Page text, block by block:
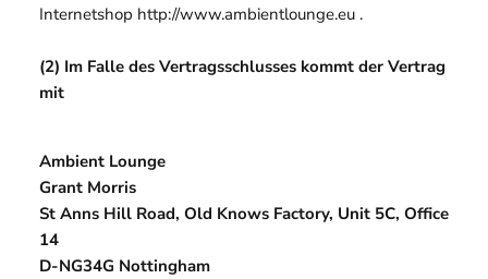
Internetshop http://www.ambientlounge.eu .
(2) Im Falle des Vertragsschlusses kommt der Vertrag
mit
Ambient Lounge
Grant Morris
St Anns Hill Road, Old Knows Factory, Unit 5C, Office
14
D-NG34G Nottingham